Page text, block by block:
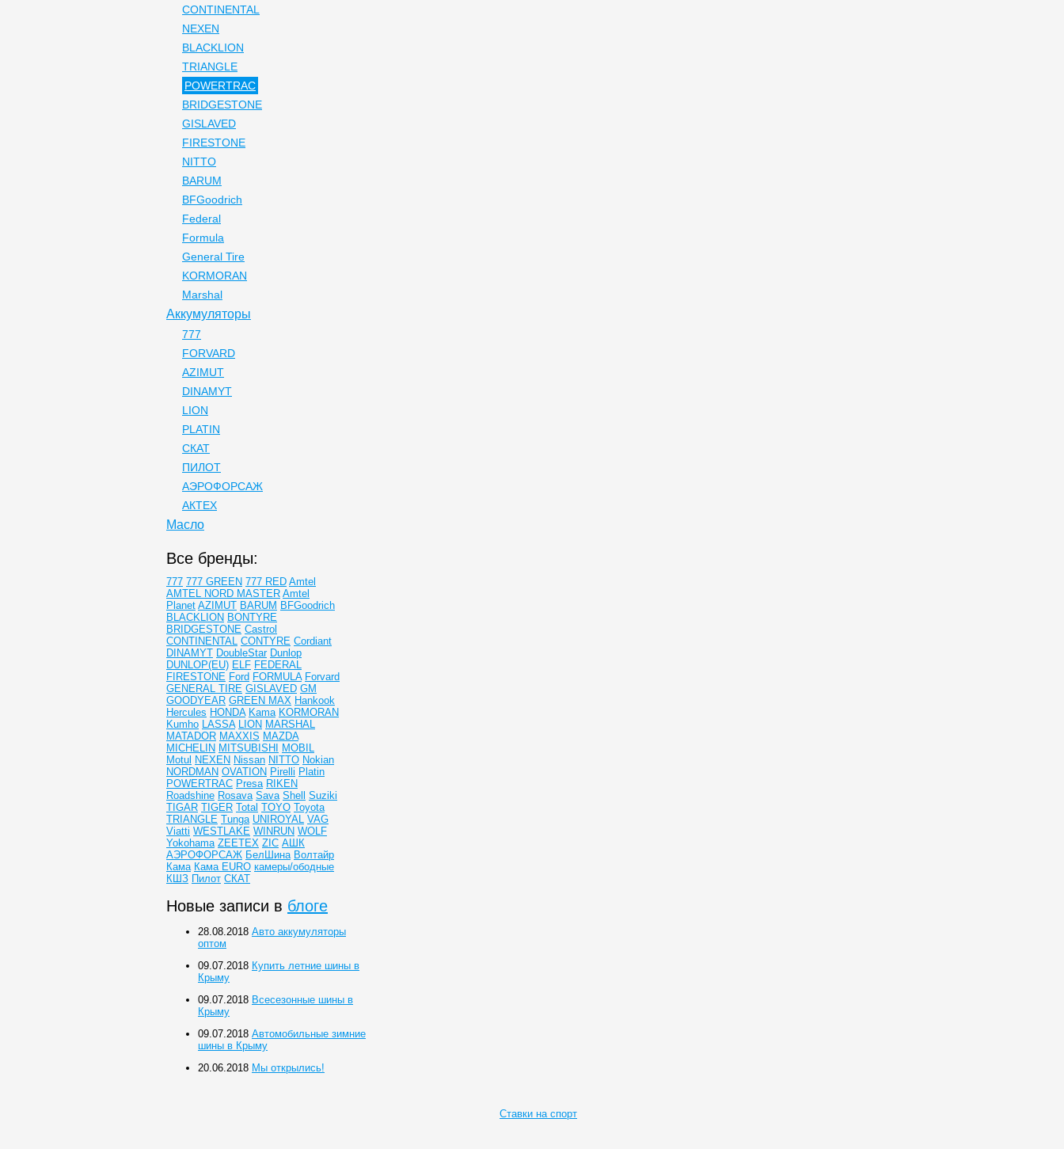
CONTINENTAL
NEXEN
BLACKLION
TRIANGLE
POWERTRAC
BRIDGESTONE
GISLAVED
FIRESTONE
NITTO
BARUM
BFGoodrich
Federal
Formula
General Tire
KORMORAN
Marshal
Аккумуляторы
777
FORVARD
AZIMUT
DINAMYT
LION
PLATIN
СКАТ
ПИЛОТ
АЭРОФОРСАЖ
АКТЕХ
Масло
Все бренды:
777 777 GREEN 777 RED Amtel
AMTEL NORD MASTER Amtel
Planet AZIMUT BARUM BFGoodrich
BLACKLION BONTYRE
BRIDGESTONE Castrol
CONTINENTAL CONTYRE Cordiant
DINAMYT DoubleStar Dunlop
DUNLOP(EU) ELF FEDERAL
FIRESTONE Ford FORMULA Forvard
GENERAL TIRE GISLAVED GM
GOODYEAR GREEN MAX Hankook
Hercules HONDA Kama KORMORAN
Kumho LASSA LION MARSHAL
MATADOR MAXXIS MAZDA
MICHELIN MITSUBISHI MOBIL
Motul NEXEN Nissan NITTO Nokian
NORDMAN OVATION Pirelli Platin
POWERTRAC Presa RIKEN
Roadshine Rosava Sava Shell Suziki
TIGAR TIGER Total TOYO Toyota
TRIANGLE Tunga UNIROYAL VAG
Viatti WESTLAKE WINRUN WOLF
Yokohama ZEETEX ZIC АШК
АЭРОФОРСАЖ БелШина Волтайр
Кама Кама EURO камеры/ободные
КШЗ Пилот СКАТ
Новые записи в блоге
28.08.2018 Авто аккумуляторы
оптом
09.07.2018 Купить летние шины в
Крыму
09.07.2018 Всесезонные шины в
Крыму
09.07.2018 Автомобильные зимние
шины в Крыму
20.06.2018 Мы открылись!
Ставки на спорт